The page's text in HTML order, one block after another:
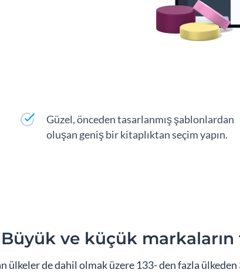
Güzel, önceden tasarlanmış şablonlardan
oluşan geniş bir kitaplıktan seçim yapın.
Büyük ve küçük
ülkeler de dahil olmak üzere 133- den fazla